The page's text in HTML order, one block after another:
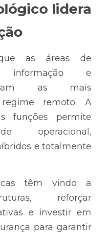
lidera
as áreas de
informação e
as mais
remoto. A
funções permite
operacional,
e totalmente
têm vindo a
reforçar
e investir em
para garantir